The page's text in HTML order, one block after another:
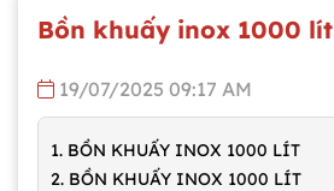
Bồn khuấy inox 1000 lít
19/07/2025 09:17 AM
1. BỒN KHUẤY INOX 1000 LÍT
2. BỒN KHUẤY INOX 1000 LÍT